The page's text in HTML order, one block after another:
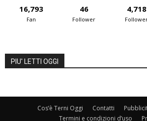
16,793
Fan
46
Follower
4,718
PIU' LETTI OGGI
Cos’è Terni Oggi Contatti
Termini e condizioni d’uso